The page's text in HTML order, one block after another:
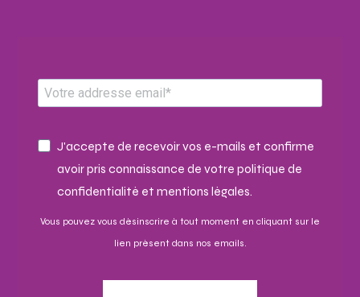
J'accepte de recevoir vos e-mails et confirme
avoir pris connaissance de votre politique de
confidentialité et mentions légales.
Vous pouvez vous désinscrire à tout moment en cliquant sur le
lien présent dans nos emails.